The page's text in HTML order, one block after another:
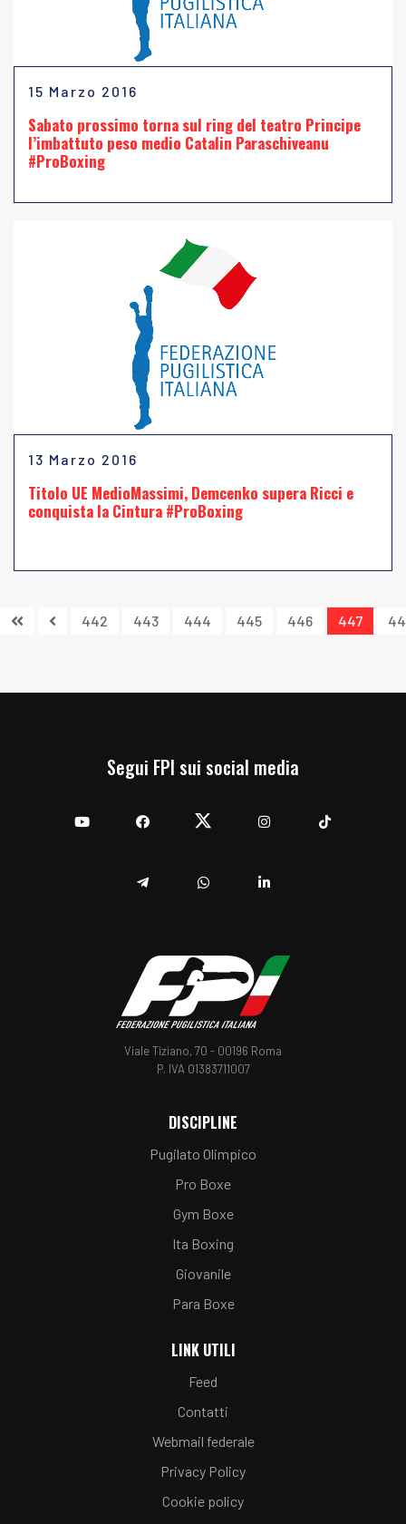
15 Marzo 2016
Sabato prossimo torna sul ring del teatro Principe
l’imbattuto peso medio Catalin Paraschiveanu
#ProBoxing
13 Marzo 2016
Titolo UE MedioMassimi, Demcenko supera Ricci e
conquista la Cintura #ProBoxing
442 443 444 445 446 447
Segui FPI sui social media
Viale Tiziano, 70 - 00196 Roma
P. IVA 01383711007
DISCIPLINE
Pugilato Olimpico
Pro Boxe
Gym Boxe
Ita Boxing
Giovanile
Para Boxe
LINK UTILI
Feed
Contatti
Webmail federale
Privacy Policy
Cookie policy